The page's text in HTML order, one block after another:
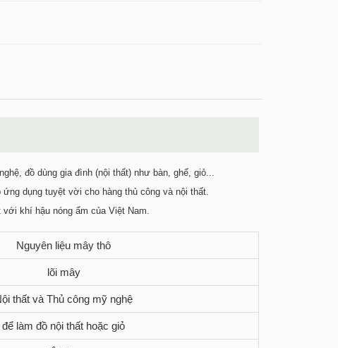
đồ dùng gia đình (nội thất) như bàn, ghế, giỏ...
dụng tuyệt vời cho hàng thủ công và nội thất.
khí hậu nóng ẩm của Việt Nam.
Nguyên liệu mây thô
lõi mây
thất và Thủ công mỹ nghệ
để làm đồ nội thất hoặc giỏ